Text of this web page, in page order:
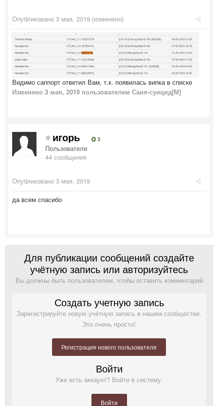
Опубликовано 3 мая, 2019 (изменено)
Видимо саппорт ответил Вам, т.к. появилась випка в списке
Изменено 3 мая, 2019 пользователем Саня-суицид[М]
игорь 3
Пользователи
44 сообщения
Опубликовано 3 мая, 2019
да всем спасибо
Для публикации сообщений создайте
учётную запись или авторизуйтесь
Вы должны быть пользователем, чтобы оставить комментарий
Создать учетную запись
Зарегистрируйте новую учётную запись в нашем сообществе.
Это очень просто!
Регистрация нового пользователя
Войти
Уже есть аккаунт? Войти в систему.
Войти